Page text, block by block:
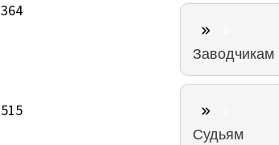
364
515
Заводчикам
Судьям